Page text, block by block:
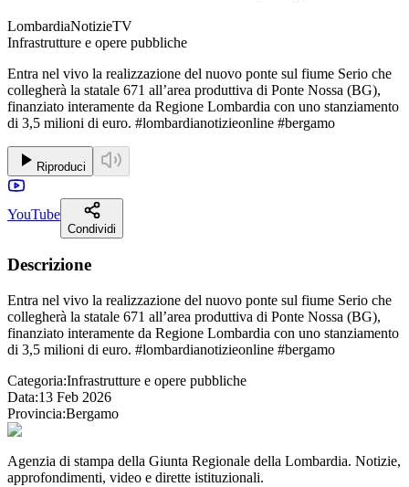
LombardiaNotizieTV
Infrastrutture e opere pubbliche
Entra nel vivo la realizzazione del nuovo ponte sul fiume Serio che
collegherà la statale 671 all’area produttiva di Ponte Nossa (BG),
finanziato interamente da Regione Lombardia con uno stanziamento
di 3,5 milioni di euro. #lombardianotizieonline #bergamo
Riproduci
YouTube
Condividi
Descrizione
Entra nel vivo la realizzazione del nuovo ponte sul fiume Serio che
collegherà la statale 671 all’area produttiva di Ponte Nossa (BG),
finanziato interamente da Regione Lombardia con uno stanziamento
di 3,5 milioni di euro. #lombardianotizieonline #bergamo
Categoria:Infrastrutture e opere pubbliche
Data:13 Feb 2026
Provincia:Bergamo
Agenzia di stampa della Giunta Regionale della Lombardia. Notizie,
approfondimenti, video e dirette istituzionali.